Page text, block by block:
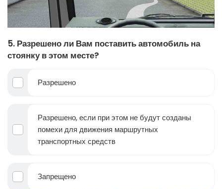
5. Разрешено ли Вам поставить автомобиль на
стоянку в этом месте?
Разрешено
Разрешено, если при этом не будут созданы
помехи для движения маршрутных
транспортных средств
Запрещено